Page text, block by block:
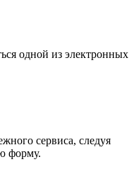
одной из электронных
сервиса, следуя
форму.